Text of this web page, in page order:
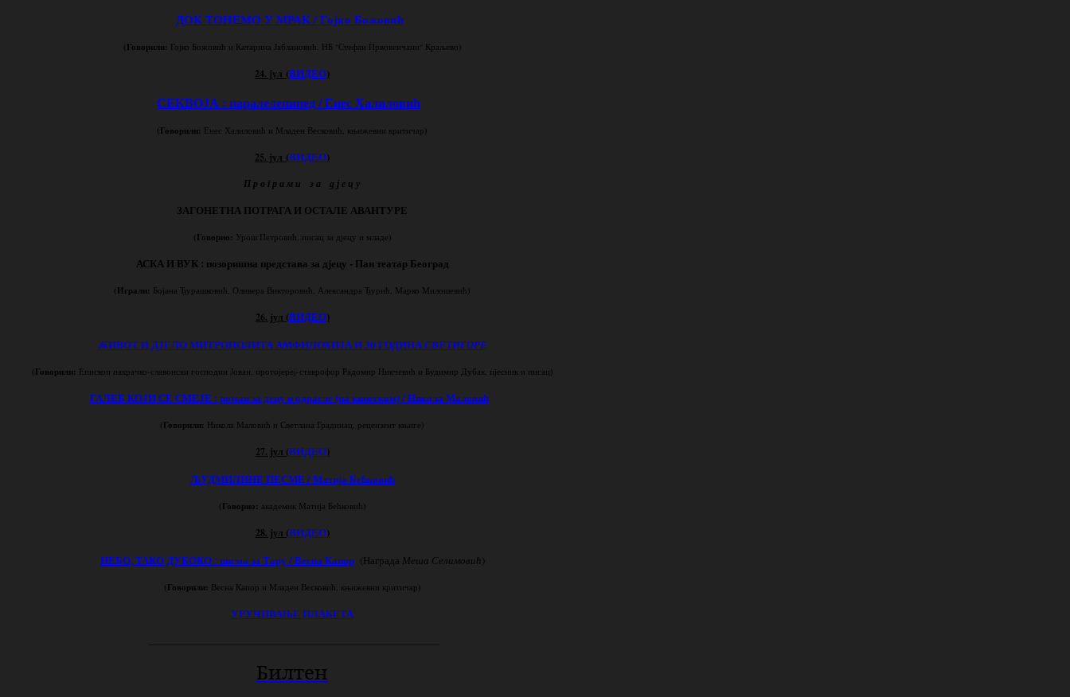
ДОК ТОНЕМО У МРАК / Гојко Божовић
(Говорили: Гојко Божовић и Катарина Јаблановић, НБ "Стефан Првовенчани" Краљево )
24. јул (ВИДЕО)
СЕКВОЈА : паралелепипед / Енес Халиловић
(Говорили: Енес Халиловић и Младен Весковић, књижевни критичар )
25. јул (ВИДЕО)
П р о г р а м и з а д ј е ц у
ЗАГОНЕТНА ПОТРАГА И ОСТАЛЕ АВАНТУРЕ
(Говорио: Урош Петровић, писац за дјецу и младе )
АСКА И ВУК : позоришна представа за дјецу - Пан театар Београд
(Играли: Бојана Ђурашковић, Оливера Викторовић, Александра Ђурић, Марко Милошевић )
26. јул (ВИДЕО)
ЖИВОТ И ДЈЕЛО МИТРОПОЛИТА АМФИЛОХИЈА И 30 ГОДИНАСВЕТИГОРЕ
(Говорили: Епископ пакрачко-славонски господин Јован, протојереј-ставрофор Радомир Никчевић и Будимир Дубак, пјесник и писац )
ГАЛЕБ КОЈИ СЕ СМЕЈЕ : роман за децу и одрасле (на кинеском) / Никола Маловић
(Говорили: Никола Маловић и Светлана Градинац, рецензент књиге )
27. јул (ВИДЕО)
ЉУДМИЛИНЕ ПЕСМЕ / Матија Бећковић
(Говорио: академик Матија Бећковић )
28. јул (ВИДЕО)
НЕБО, ТАКО ДУБОКО : писма за Тару / Весна Капор (Награда Меша Селимовић)
(Говорили: Весна Капор и Младен Весковић, књижевни критичар )
УРУЧИВАЊЕ ПЛАКЕТА
Билтен